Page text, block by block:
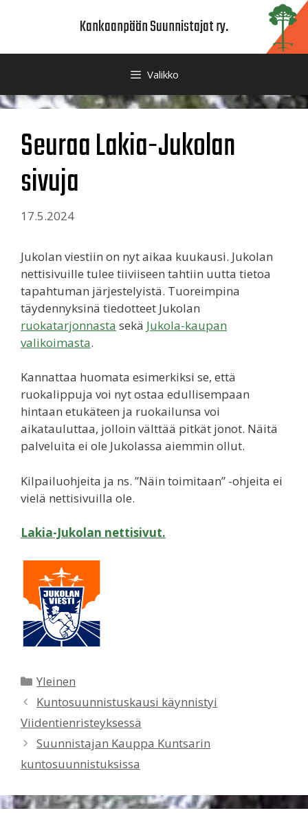
Kankaanpään Suunnistajat ry.
Valikko
Seuraa Lakia-Jukolan
sivuja
17.5.2024
Jukolan viestiin on nyt aikaa kuukausi. Jukolan
nettisivuille tulee tiiviiseen tahtiin uutta tietoa
tapahtuman järjestelyistä. Tuoreimpina
täydennyksinä tiedotteet Jukolan
ruokatarjonnasta sekä Jukola-kaupan
valikoimasta.
Kannattaa huomata esimerkiksi se, että
ruokalippuja voi nyt ostaa edullisempaan
hintaan etukäteen ja ruokailunsa voi
aikatauluttaa, jolloin välttää pitkät jonot. Näitä
palveluita ei ole Jukolassa aiemmin ollut.
Kilpailuohjeita ja ns. ”Näin toimitaan” -ohjeita ei
vielä nettisivuilla ole.
Lakia-Jukolan nettisivut.
Kategoriat
Yleinen
Kuntosuunnistuskausi käynnistyi
Viidentienristeyksessä
Suunnistajan Kauppa Kuntsarin
kuntosuunnistuksissa